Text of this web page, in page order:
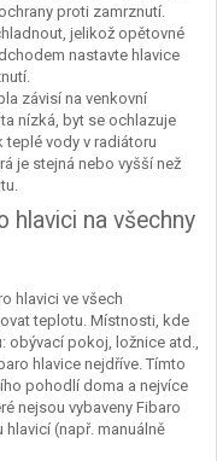
proti zamrznutí.
jelikož opětovné
nastavte hlavice
závisí na venkovní
nízká, byt se ochlazuje
teplé vody v radiátoru
je stejná nebo vyšší než
hlavici na všechny
hlavici ve všech
teplotu. Místnosti, kde
obývací pokoj, ložnice atd.,
hlavice nejdříve. Tímto
pohodlí doma a nejvíce
nejsou vybaveny Fibaro
(např. manuálně